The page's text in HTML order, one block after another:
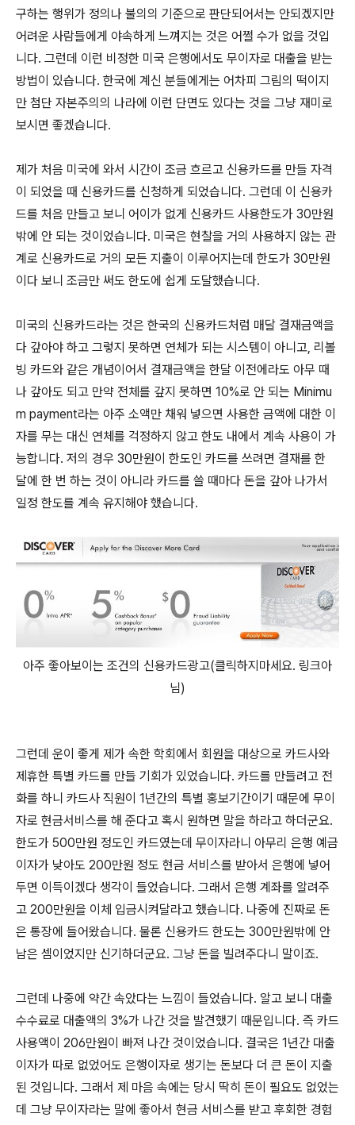
구하는 행위가 정의나 불의의 기준으로 판단되어서는 안되겠지만
어려운 사람들에게 야속하게 느껴지는 것은 어쩔 수가 없을 것입
니다. 그런데 이런 비정한 미국 은행에서도 무이자로 대출을 받는
방법이 있습니다. 한국에 계신 분들에게는 어차피 그림의 떡이지
만 첨단 자본주의의 나라에 이런 단면도 있다는 것을 그냥 재미로
보시면 좋겠습니다.
제가 처음 미국에 와서 시간이 조금 흐르고 신용카드를 만들 자격
이 되었을 때 신용카드를 신청하게 되었습니다. 그런데 이 신용카
드를 처음 만들고 보니 어이가 없게 신용카드 사용한도가 30만원
밖에 안 되는 것이었습니다. 미국은 현찰을 거의 사용하지 않는 관
계로 신용카드로 거의 모든 지출이 이루어지는데 한도가 30만원
이다 보니 조금만 써도 한도에 쉽게 도달했습니다.
미국의 신용카드라는 것은 한국의 신용카드처럼 매달 결재금액을
다 갚아야 하고 그렇지 못하면 연체가 되는 시스템이 아니고, 리볼
빙 카드와 같은 개념이어서 결재금액을 한달 이전에라도 아무 때
나 갚아도 되고 만약 전체를 갚지 못하면 10%로 안 되는 Minimu
m payment라는 아주 소액만 채워 넣으면 사용한 금액에 대한 이
자를 무는 대신 연체를 걱정하지 않고 한도 내에서 계속 사용이 가
능합니다. 저의 경우 30만원이 한도인 카드를 쓰려면 결재를 한
달에 한 번 하는 것이 아니라 카드를 쓸 때마다 돈을 갚아 나가서
일정 한도를 계속 유지해야 했습니다.
아주 좋아보이는 조건의 신용카드광고(클릭하지마세요. 링크아
님)
그런데 운이 좋게 제가 속한 학회에서 회원을 대상으로 카드사와
제휴한 특별 카드를 만들 기회가 있었습니다. 카드를 만들려고 전
화를 하니 카드사 직원이 1년간의 특별 홍보기간이기 때문에 무이
자로 현금서비스를 해 준다고 혹시 원하면 말을 하라고 하더군요.
한도가 500만원 정도인 카드였는데 무이자라니 아무리 은행 예금
이자가 낮아도 200만원 정도 현금 서비스를 받아서 은행에 넣어
두면 이득이겠다 생각이 들었습니다. 그래서 은행 계좌를 알려주
고 200만원을 이체 입금시켜달라고 했습니다. 나중에 진짜로 돈
은 통장에 들어왔습니다. 물론 신용카드 한도는 300만원밖에 안
남은 셈이었지만 신기하더군요. 그냥 돈을 빌려주다니 말이죠.
그런데 나중에 약간 속았다는 느낌이 들었습니다. 알고 보니 대출
수수료로 대출액의 3%가 나간 것을 발견했기 때문입니다. 즉 카드
사용액이 206만원이 빠져 나간 것이었습니다. 결국은 1년간 대출
이자가 따로 없었어도 은행이자로 생기는 돈보다 더 큰 돈이 지출
된 것입니다. 그래서 제 마음 속에는 당시 딱히 돈이 필요도 없었는
데 그냥 무이자라는 말에 좋아서 현금 서비스를 받고 후회한 경험